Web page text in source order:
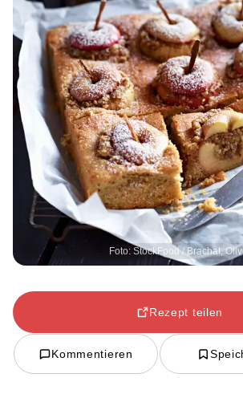
Foto: StockFood / Brachat,
Rezept teilen
Kommentieren